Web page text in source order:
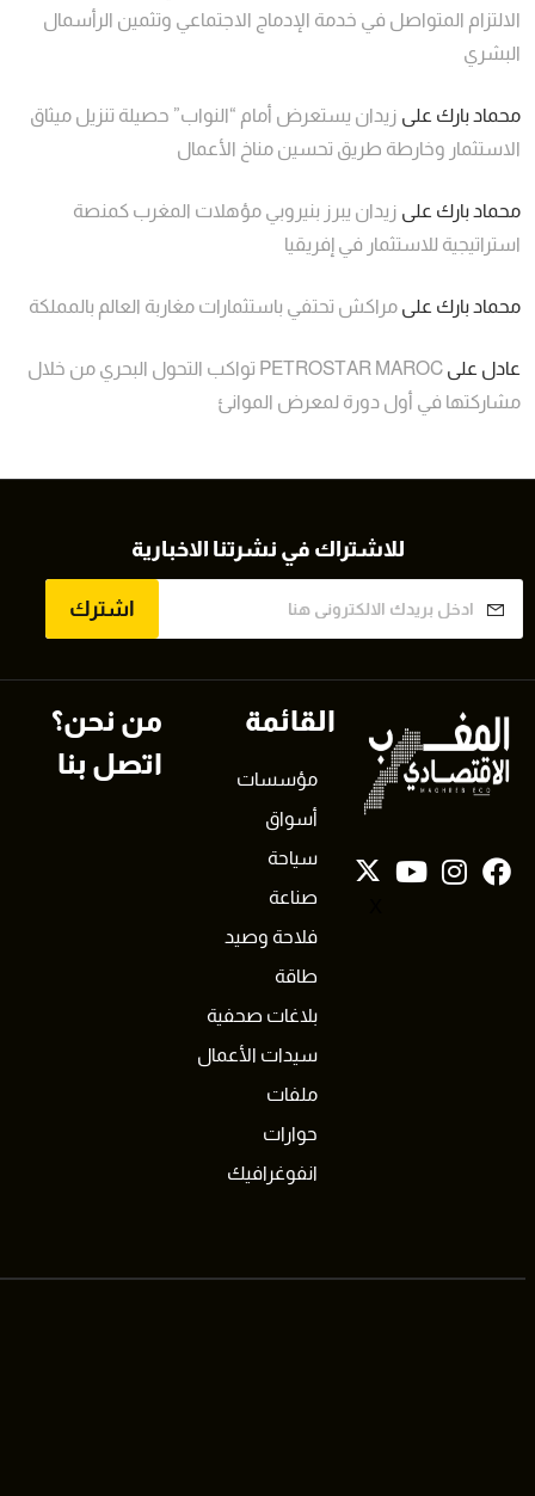
الالتزام المتواصل في خدمة الإدماج الاجتماعي وتثمين الرأسمال
البشري
محماد بارك على زيدان يستعرض أمام “النواب” حصيلة تنزيل ميثاق
الاستثمار وخارطة طريق تحسين مناخ الأعمال
محماد بارك على زيدان يبرز بنيروبي مؤهلات المغرب كمنصة
استراتيجية للاستثمار في إفريقيا
محماد بارك على مراكش تحتفي باستثمارات مغاربة العالم بالمملكة
عادل على
PETROSTAR MAROC تواكب التحول البحري من خلال
مشاركتها في أول دورة لمعرض الموانئ
للاشتراك في نشرتنا الاخبارية
اشترك
القائمة
مؤسسات
أسواق
سياحة
صناعة
فلاحة وصيد
طاقة
بلاغات صحفية
سيدات الأعمال
ملفات
حوارات
انفوغرافيك
من نحن؟
اتصل بنا